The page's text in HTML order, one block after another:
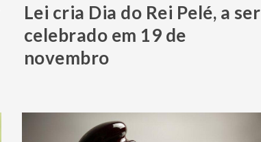
Lei cria Dia do Rei Pelé, a ser
celebrado em 19 de
novembro